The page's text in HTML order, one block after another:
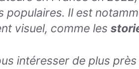
populaires. Il est
visuel, comme les
intéresser de plus près